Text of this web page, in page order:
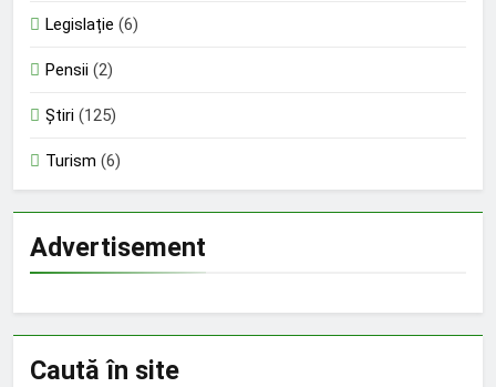
Legislație (6)
Pensii (2)
Știri (125)
Turism (6)
Advertisement
Caută în site